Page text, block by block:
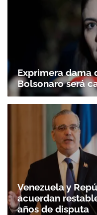
Exprimera dama
Bolsonaro será
Venezuela y
acuerdan
años de disputa